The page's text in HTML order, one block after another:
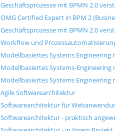
Geschäftsprozesse mit BPMN 2.0
OMG Certified Expert in BPM 2
Geschäftsprozesse mit BPMN 2.0
Workflow und
Modellbasiertes Systems Engineering
Modellbasiertes Systems-
Modellbasiertes Systems
Agile Softwarearchitektur
Softwarearchitektur für
Softwarearchitektur - praktisch